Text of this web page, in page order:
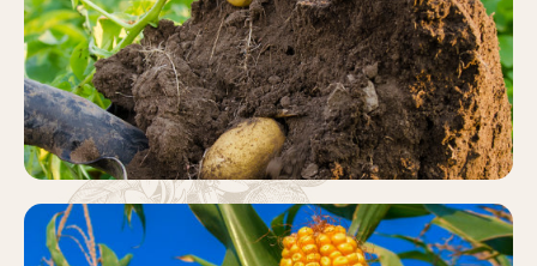
Más información